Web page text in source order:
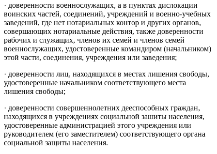
· доверенности военнослужащих, а в пунктах дислокации
воинских частей, соединений, учреждений и военно-учебных
заведений, где нет нотариальных контор и других органов,
совершающих нотариальные действия, также доверенности
рабочих и служащих, членов их семей и членов семей
военнослужащих, удостоверенные командиром (начальником)
этой части, соединения, учреждения или заведения;
· доверенности лиц, находящихся в местах лишения свободы,
удостоверенные начальником соответствующего места
лишения свободы;
· доверенности совершеннолетних дееспособных граждан,
находящихся в учреждениях социальной зашиты населения,
удостоверенные администрацией этого учреждения или
руководителем (его заместителем) соответствующего органа
социальной защиты населения.